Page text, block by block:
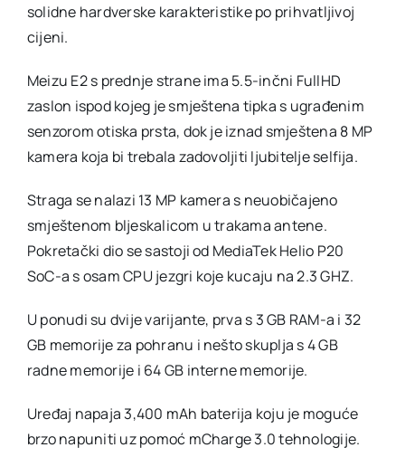
solidne hardverske karakteristike po prihvatljivoj
cijeni.
Meizu E2 s prednje strane ima 5.5-inčni FullHD
zaslon ispod kojeg je smještena tipka s ugrađenim
senzorom otiska prsta, dok je iznad smještena 8 MP
kamera koja bi trebala zadovoljiti ljubitelje selfija.
Straga se nalazi 13 MP kamera s neuobičajeno
smještenom bljeskalicom u trakama antene.
Pokretački dio se sastoji od MediaTek Helio P20
SoC-a s osam CPU jezgri koje kucaju na 2.3 GHZ.
U ponudi su dvije varijante, prva s 3 GB RAM-a i 32
GB memorije za pohranu i nešto skuplja s 4 GB
radne memorije i 64 GB interne memorije.
Uređaj napaja 3,400 mAh baterija koju je moguće
brzo napuniti uz pomoć mCharge 3.0 tehnologije.